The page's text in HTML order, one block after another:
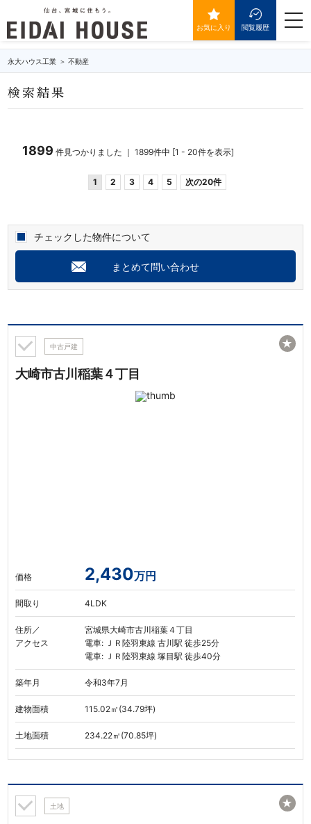
お気に入り 閲覧履歴
永大ハウス工業 不動産
検索結果
1899 件見つかりました ｜ 1899件中 [1 - 20件を表示]
1 2 3 4 5 次の20件
チェックした物件について
まとめて問い合わせ
中古戸建
大崎市古川稲葉４丁目
価格 2,430万円
間取り 4LDK
住所／
アクセス
宮城県大崎市古川稲葉４丁目
電車: ＪＲ陸羽東線 古川駅 徒歩25分
電車: ＪＲ陸羽東線 塚目駅 徒歩40分
築年月 令和3年7月
建物面積 115.02㎡(34.79坪)
土地面積 234.22㎡(70.85坪)
★
土地 ★